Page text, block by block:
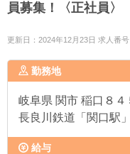
員募集！〈正社員〉
更新日：2024年12月23日 求人番
勤務地
岐阜県 関市 稲口８４
長良川鉄道「関口駅
給与